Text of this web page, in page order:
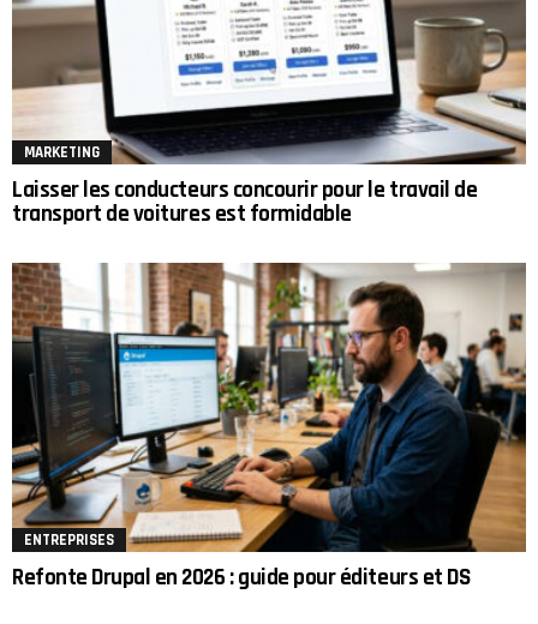
MARKETING
Laisser les conducteurs concourir pour le travail de
transport de voitures est formidable
ENTREPRISES
Refonte Drupal en 2026 : guide pour éditeurs et DS